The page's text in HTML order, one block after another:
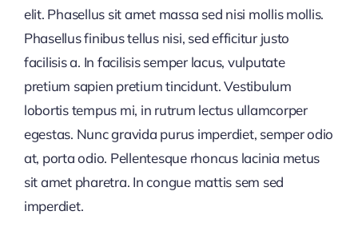
elit. Phasellus sit amet massa sed nisi mollis mollis.
Phasellus finibus tellus nisi, sed efficitur justo
facilisis a. In facilisis semper lacus, vulputate
pretium sapien pretium tincidunt. Vestibulum
lobortis tempus mi, in rutrum lectus ullamcorper
egestas. Nunc gravida purus imperdiet, semper odio
at, porta odio. Pellentesque rhoncus lacinia metus
sit amet pharetra. In congue mattis sem sed
imperdiet.